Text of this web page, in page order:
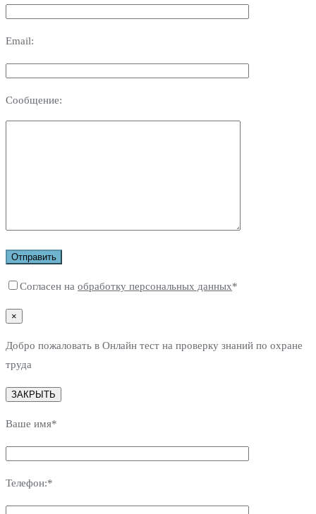
Email:
Сообщение:
Согласен на обработку персональных данных*
×
Добро пожаловать в Онлайн тест на проверку знаний по охране
труда
ЗАКРЫТЬ
Ваше имя*
Телефон:*